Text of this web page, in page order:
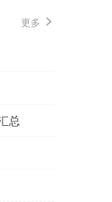
更多
总